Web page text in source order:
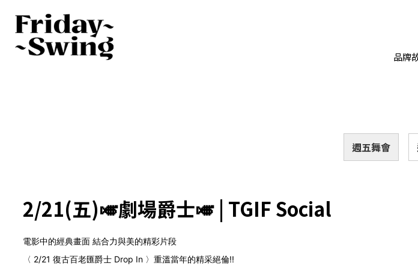
品牌
週五舞會
2/21(五)🎺劇場爵士🎺 | TGIF Social
電影中的經典畫面 結合力與美的精彩片段
〈 2/21 復古百老匯爵士 Drop In 〉重溫當年的精采絕倫!!